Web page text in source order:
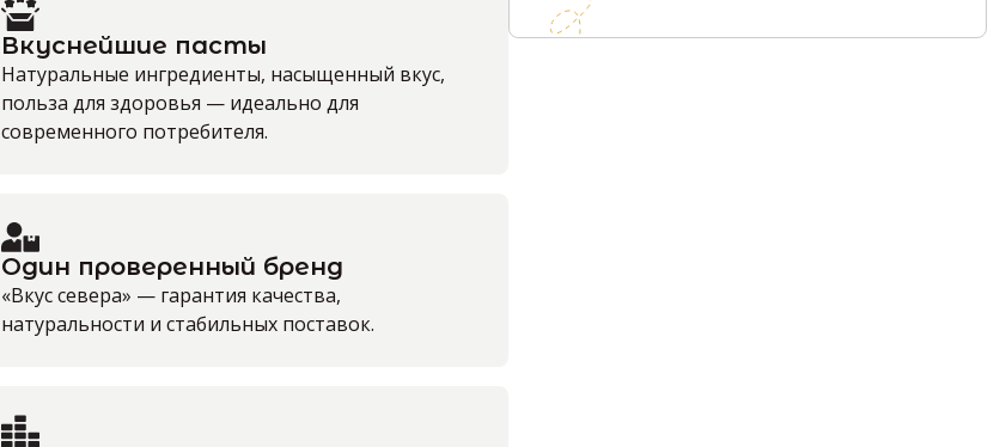
Вкуснейшие пасты
Натуральные ингредиенты, насыщенный вкус,
польза для здоровья — идеально для
современного потребителя.
Один проверенный бренд
«Вкус севера» — гарантия качества,
натуральности и стабильных поставок.